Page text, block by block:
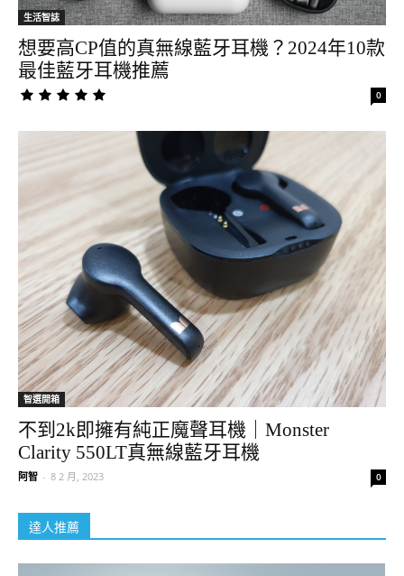
生活智誌
想要高CP值的真無線藍牙耳機？2024年10款
最佳藍牙耳機推薦
0
智選開箱
不到2k即擁有純正魔聲耳機｜Monster
Clarity 550LT真無線藍牙耳機
阿智 - 8 2 月, 2023 0
達人推薦